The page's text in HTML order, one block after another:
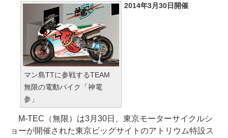
マン島TTに参戦するTEAM
無限の電動バイク「神電
参」
2014年3月30日開催
M-TEC（無限）は3月30日、東京モーターサイクルシ
ョーが開催された東京ビッグサイトのアトリウム特設ス